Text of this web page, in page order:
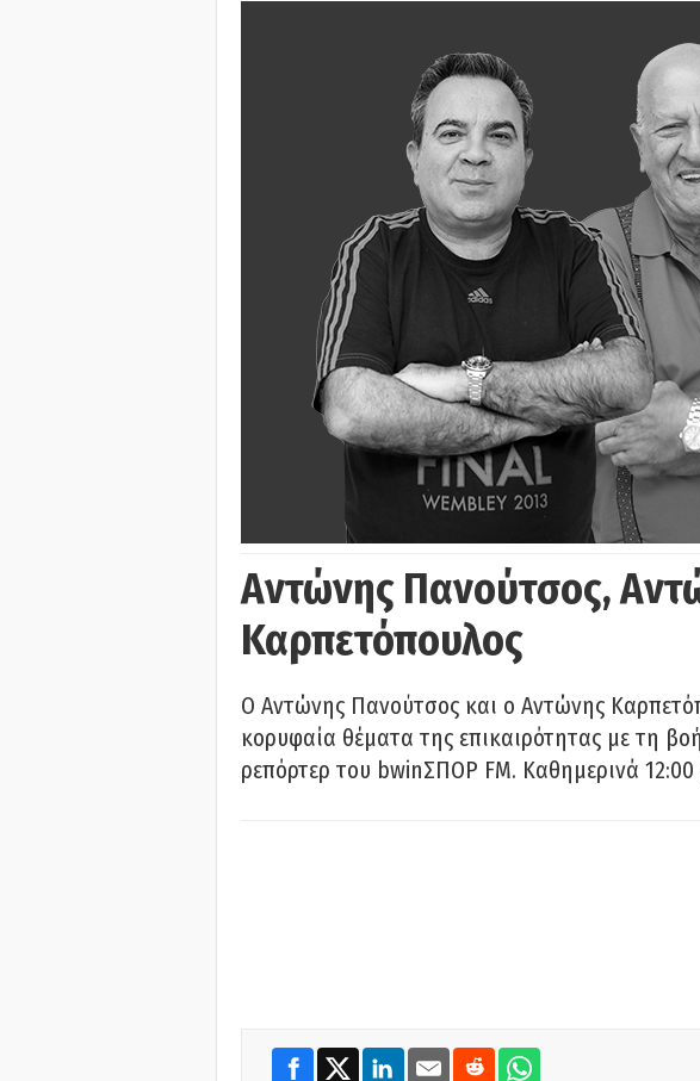
Αντώνης Πανούτσος,
Καρπετόπουλος
Ο Αντώνης Πανούτσος και ο Αντώνης
κορυφαία θέματα της επικαιρότητας με τη
ρεπόρτερ του bwinΣΠΟΡ FM. Καθημερινά 12:00